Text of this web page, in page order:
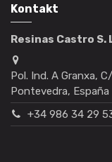
Kontakt
Resinas Castro S.
Pol. Ind. A Granxa,
Pontevedra, España
+34 986 34 29